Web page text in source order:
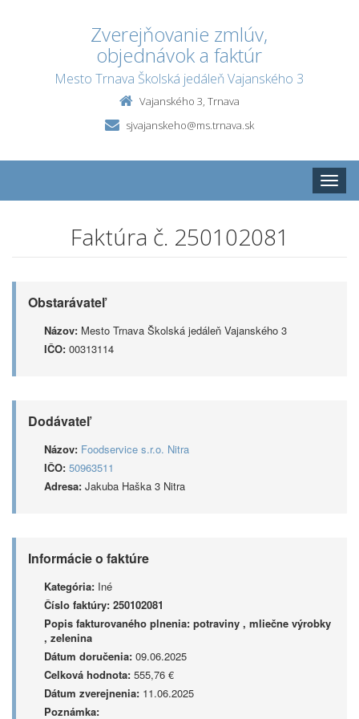
Zverejňovanie zmlúv,
objednávok a faktúr
Mesto Trnava Školská jedáleň Vajanského 3
Vajanského 3, Trnava
sjvajanskeho@ms.trnava.sk
Toggle
Faktúra č. 250102081
Obstarávateľ
Názov: Mesto Trnava Školská jedáleň Vajanského 3
IČO: 00313114
Dodávateľ
Názov: Foodservice s.r.o. Nitra
IČO: 50963511
Adresa: Jakuba Haška 3 Nitra
Informácie o faktúre
Kategória: Iné
Číslo faktúry: 250102081
Popis fakturovaného plnenia: potraviny , mliečne výrobky
, zelenina
Dátum doručenia: 09.06.2025
Celková hodnota: 555,76 €
Dátum zverejnenia: 11.06.2025
Poznámka: